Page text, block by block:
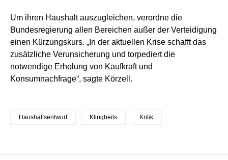
Um ihren Haushalt auszugleichen, verordne die
Bundesregierung allen Bereichen außer der Verteidigung
einen Kürzungskurs. „In der aktuellen Krise schafft das
zusätzliche Verunsicherung und torpediert die
notwendige Erholung von Kaufkraft und
Konsumnachfrage“, sagte Körzell.
Haushaltsentwurf Klingbeils Kritik